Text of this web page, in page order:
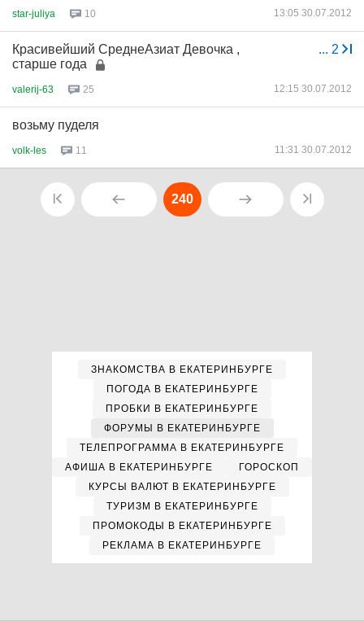
star-juliya 10 13:05 30.07.2012
... 2
Красивейший СреднеАзиат Девочка ,
старше года
valerij-63 25 12:15 30.07.2012
возьму пуделя
volk-les 11 11:31 30.07.2012
240
ЗНАКОМСТВА В ЕКАТЕРИНБУРГЕ
ПОГОДА В ЕКАТЕРИНБУРГЕ
ПРОБКИ В ЕКАТЕРИНБУРГЕ
ФОРУМЫ В ЕКАТЕРИНБУРГЕ
ТЕЛЕПРОГРАММА В ЕКАТЕРИНБУРГЕ
АФИША В ЕКАТЕРИНБУРГЕ
ГОРОСКОП
КУРСЫ ВАЛЮТ В ЕКАТЕРИНБУРГЕ
ТУРИЗМ В ЕКАТЕРИНБУРГЕ
ПРОМОКОДЫ В ЕКАТЕРИНБУРГЕ
РЕКЛАМА В ЕКАТЕРИНБУРГЕ